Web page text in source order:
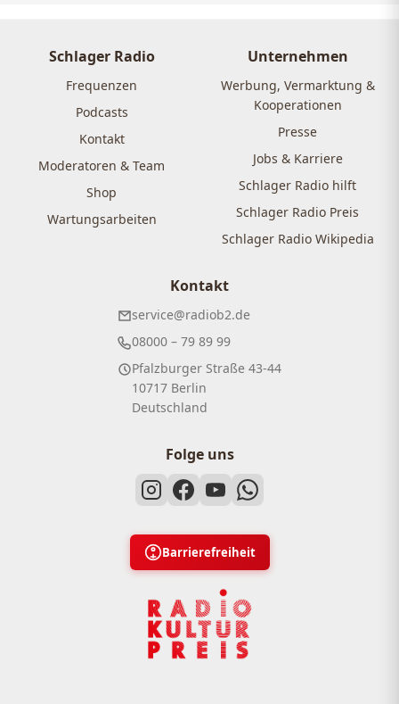
Schlager Radio
Frequenzen
Podcasts
Kontakt
Moderatoren & Team
Shop
Wartungsarbeiten
Unternehmen
Werbung, Vermarktung &
Kooperationen
Presse
Jobs & Karriere
Schlager Radio hilft
Schlager Radio Preis
Schlager Radio Wikipedia
Kontakt
service@radiob2.de
08000 – 79 89 99
Pfalzburger Straße 43-44
10717 Berlin
Deutschland
Folge uns
Barrierefreiheit